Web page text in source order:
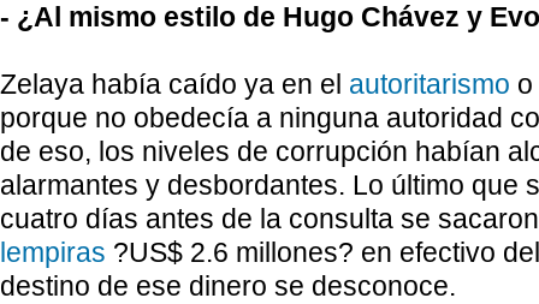
- ¿Al mismo estilo de Hugo Chávez y
Zelaya había caído ya en el autoritarismo
porque no obedecía a ninguna autoridad
de eso, los niveles de corrupción habían
alarmantes y desbordantes. Lo último que
cuatro días antes de la consulta se
lempiras ?US$ 2.6 millones? en efectivo
destino de ese dinero se desconoce.